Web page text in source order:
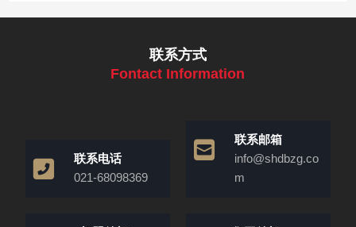
联系方式
Fontact Information
联系电话
021-68098369
联系邮箱
info@shdbzg.co
m